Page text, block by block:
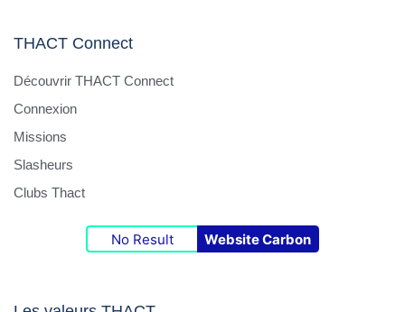
THACT Connect
Découvrir THACT Connect
Connexion
Missions
Slasheurs
Clubs Thact
No Result Website Carbon